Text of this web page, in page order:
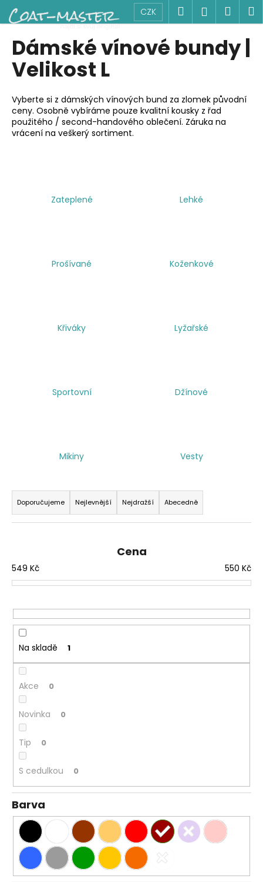
Přejít
na
obsah
CZK Hledat
Dámské vínové bundy |
Velikost L
Vyberte si z dámských vínových bund za zlomek původní
ceny. Osobně vybíráme pouze kvalitní kousky z řad
použitého / second-handového oblečení. Záruka na
vrácení na veškerý sortiment.
Zateplené Lehké
Prošívané Koženkové
Křiváky Lyžařské
Sportovní Džínové
Mikiny Vesty
Ř
a
z
í
p
o
d
u
k
ů
Doporučujeme Nejlevnější Nejdražší Abecedně
Cena
549 Kč 550 Kč
Na skladě 1
Akce 0
Novinka 0
Tip 0
S cedulkou 0
Barva
o
C
o
p
o
t
ř